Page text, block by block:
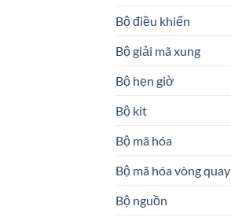
Bộ điều khiển
Bộ giải mã xung
Bộ hẹn giờ
Bộ kit
Bộ mã hóa
Bộ mã hóa vòng quay
Bộ nguồn